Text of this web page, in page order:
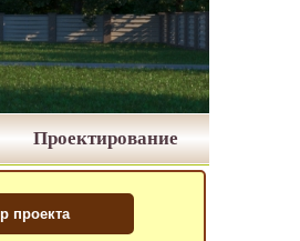
Проектирование